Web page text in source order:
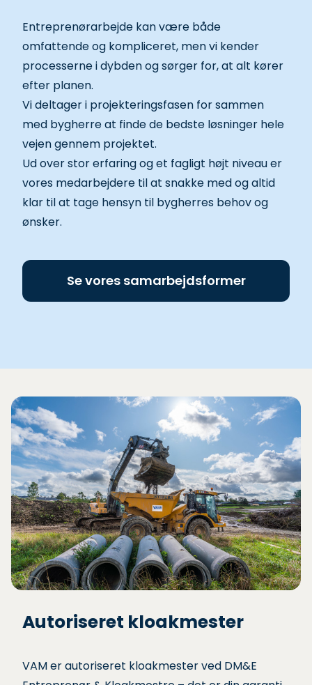
Entreprenørarbejde kan være både
omfattende og kompliceret, men vi kender
processerne i dybden og sørger for, at alt kører
efter planen.
Vi deltager i projekteringsfasen for sammen
med bygherre at finde de bedste løsninger hele
vejen gennem projektet.
Ud over stor erfaring og et fagligt højt niveau er
vores medarbejdere til at snakke med og altid
klar til at tage hensyn til bygherres behov og
ønsker.
Se vores samarbejdsformer
Autoriseret kloakmester
VAM er autoriseret kloakmester ved DM&E